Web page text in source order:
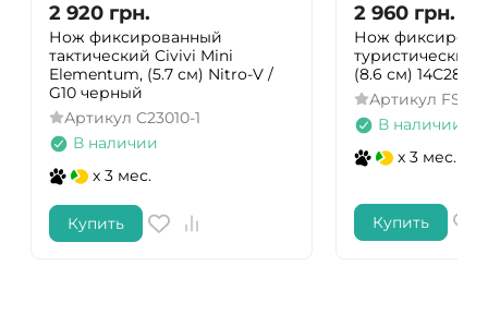
2 920 грн.
Нож фиксированный
тактический Civivi Mini
Elementum, (5.7 см) Nitro-V /
G10 черный
Артикул C23010-1
В наличии
x 3 мес.
Купить
2 960 грн.
Нож
туристический
(8.6 см) 14C28N
Артикул FS68
В наличии
x 3 мес.
Купить